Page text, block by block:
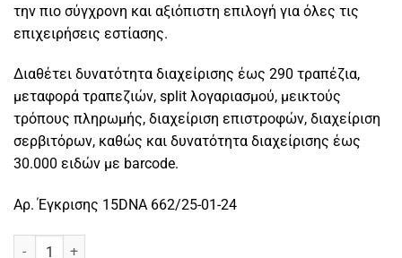
την πιο σύγχρονη και αξιόπιστη επιλογή για όλες τις
επιχειρήσεις εστίασης.
Διαθέτει δυνατότητα διαχείρισης έως 290 τραπέζια,
μεταφορά τραπεζιών, split λογαριασμού, μεικτούς
τρόπους πληρωμής, διαχείριση επιστροφών, διαχείριση
σερβιτόρων, καθώς και δυνατότητα διαχείρισης έως
30.000 ειδών με barcode.
Αρ. Έγκρισης 15DNA 662/25-01-24
Ταμειακή μηχανή ELIO CR Εστίασης Άσπρη ποσότητα